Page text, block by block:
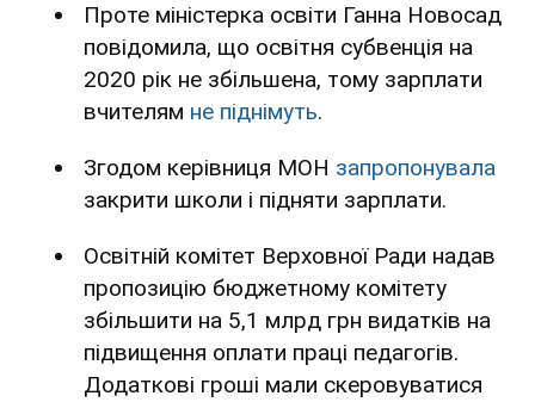
Проте міністерка освіти Ганна Новосад
повідомила, що освітня субвенція на
2020 рік не збільшена, тому зарплати
вчителям не піднімуть.
Згодом керівниця МОН запропонувала
закрити школи і підняти зарплати.
Освітній комітет Верховної Ради надав
пропозицію бюджетному комітету
збільшити на 5,1 млрд грн видатків на
підвищення оплати праці педагогів.
Додаткові гроші мали скеровуватися